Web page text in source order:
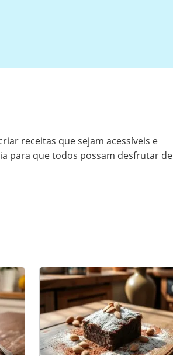
receitas que sejam acessíveis e
para que todos possam desfrutar de